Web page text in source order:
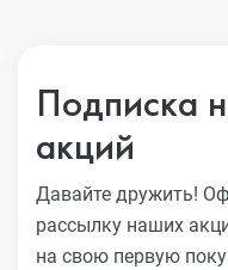
Подписка
акций
Давайте дружить!
рассылку наших
на свою первую